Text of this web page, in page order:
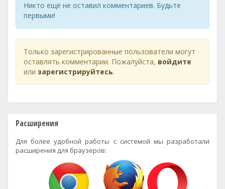
Никто ещё не оставил комментариев. Будьте
первыми!
Только зарегистрированные пользователи могут
оставлять комментарии. Пожалуйста, войдите
или зарегистрируйтесь.
Расширения
Для более удобной работы с системой мы разработали
расширения для браузеров: